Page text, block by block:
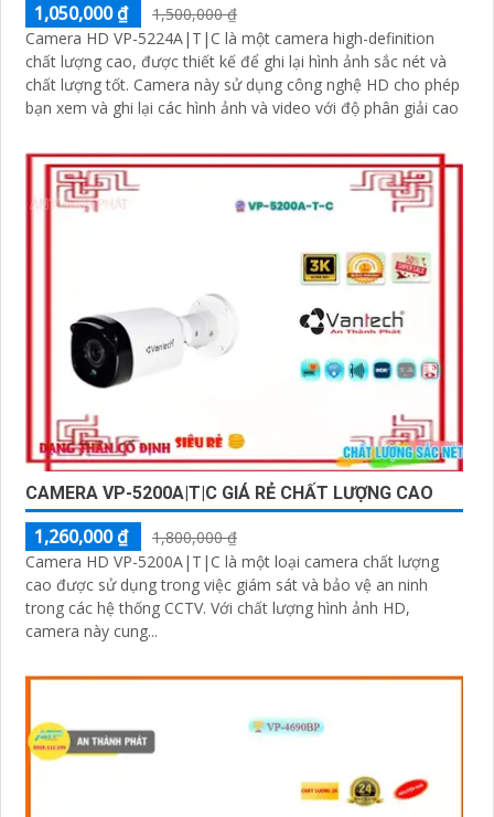
1,050,000 ₫
1,500,000 ₫
Camera HD VP-5224A|T|C là một camera high-definition
chất lượng cao, được thiết kế để ghi lại hình ảnh sắc nét và
chất lượng tốt. Camera này sử dụng công nghệ HD cho phép
bạn xem và ghi lại các hình ảnh và video với độ phân giải cao
CAMERA VP-5200A|T|C GIÁ RẺ CHẤT LƯỢNG CAO
1,260,000 ₫
1,800,000 ₫
Camera HD VP-5200A|T|C là một loại camera chất lượng
cao được sử dụng trong việc giám sát và bảo vệ an ninh
trong các hệ thống CCTV. Với chất lượng hình ảnh HD,
camera này cung...